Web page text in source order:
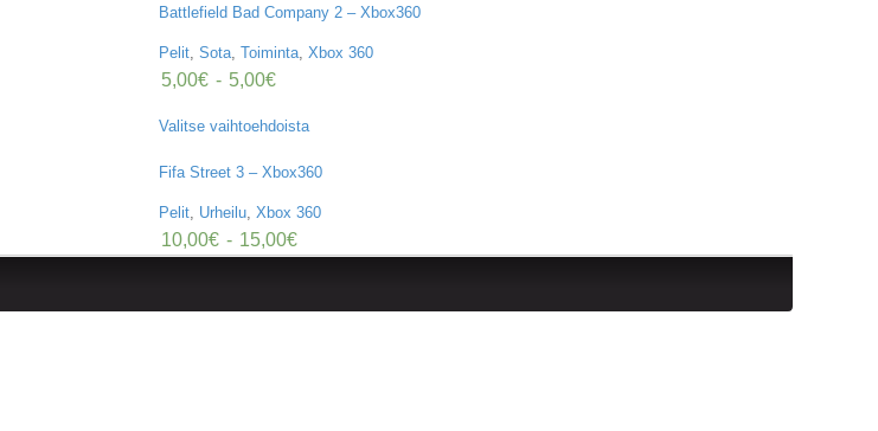
Battlefield Bad Company 2 – Xbox360
Pelit, Sota, Toiminta, Xbox 360
5,00€ - 5,00€
Valitse vaihtoehdoista
Fifa Street 3 – Xbox360
Pelit, Urheilu, Xbox 360
10,00€ - 15,00€